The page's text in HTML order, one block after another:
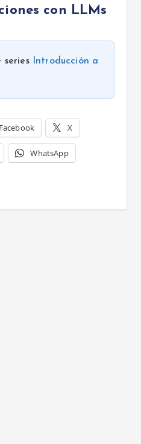
con LLMs
series
Introducción a
Facebook X
WhatsApp